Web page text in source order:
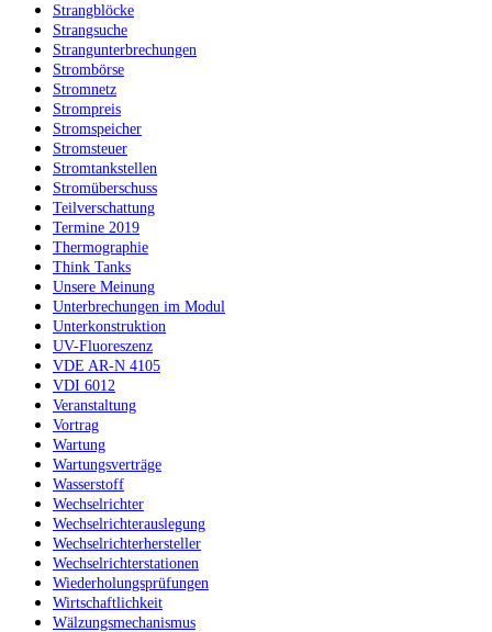
Strangblöcke
Strangsuche
Strangunterbrechungen
Strombörse
Stromnetz
Strompreis
Stromspeicher
Stromsteuer
Stromtankstellen
Stromüberschuss
Teilverschattung
Termine 2019
Thermographie
Think Tanks
Unsere Meinung
Unterbrechungen im Modul
Unterkonstruktion
UV-Fluoreszenz
VDE AR-N 4105
VDI 6012
Veranstaltung
Vortrag
Wartung
Wartungsverträge
Wasserstoff
Wechselrichter
Wechselrichterauslegung
Wechselrichterhersteller
Wechselrichterstationen
Wiederholungsprüfungen
Wirtschaftlichkeit
Wälzungsmechanismus